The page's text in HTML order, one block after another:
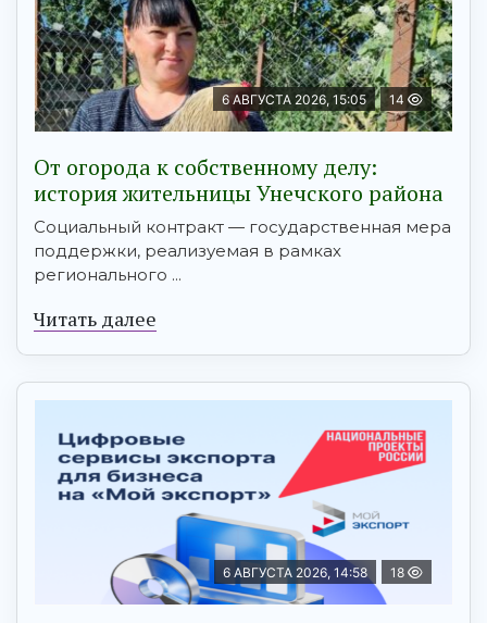
6 АВГУСТА 2026, 15:05 14
От огорода к собственному делу:
история жительницы Унечского района
Социальный контракт — государственная мера
поддержки, реализуемая в рамках
регионального ...
Читать далее
6 АВГУСТА 2026, 14:58 18